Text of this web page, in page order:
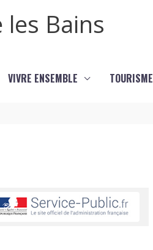
les Bains
VIVRE ENSEMBLE TOURISME